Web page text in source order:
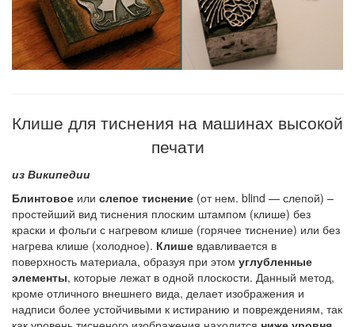
Клише для тиснения на машинах высокой
печати
из Википедии
Блинтовое или слепое тиснение (от нем. blind — слепой) –
простейший вид тиснения плоским штампом (клише) без
краски и фольги с нагревом клише (горячее тиснение) или без
нагрева клише (холодное). Клише вдавливается в
поверхность материала, образуя при этом углубленные
элементы, которые лежат в одной плоскости. Данный метод,
кроме отличного внешнего вида, делает изображения и
надписи более устойчивыми к истиранию и повреждениям, так